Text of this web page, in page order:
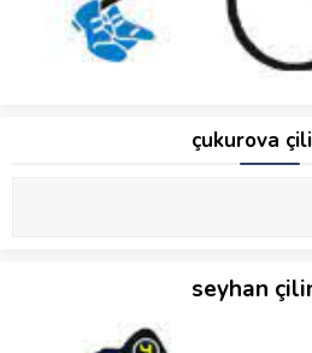
çukurova
seyhan